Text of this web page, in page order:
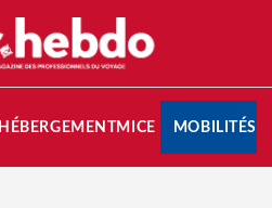
HÉBERGEMENTMICE MOBILITÉS